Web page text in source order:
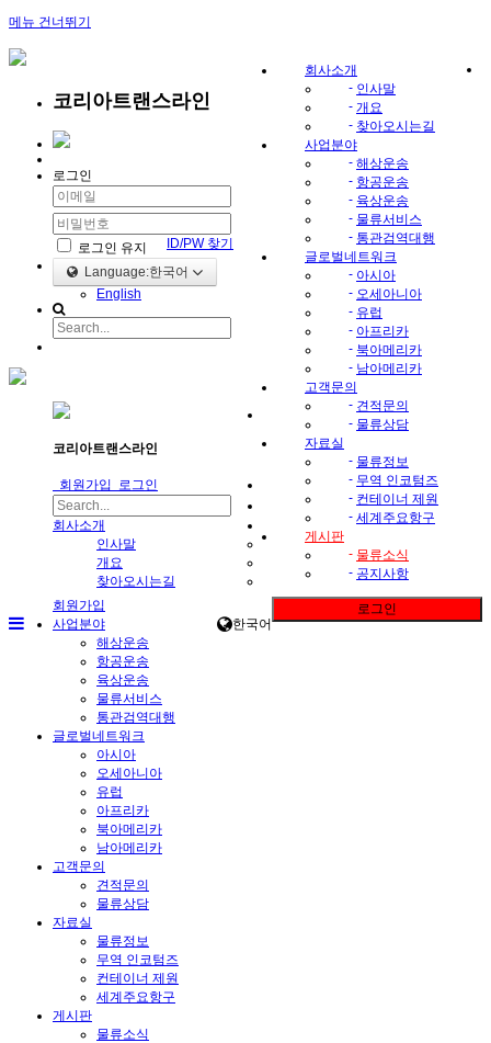
메뉴 건너뛰기
회사소개
- 인사말
- 개요
- 찾아오시는길
사업분야
- 해상운송
- 항공운송
- 육상운송
- 물류서비스
- 통관검역대행
글로벌네트워크
- 아시아
- 오세아니아
- 유럽
- 아프리카
- 북아메리카
- 남아메리카
고객문의
- 견적문의
- 물류상담
자료실
- 물류정보
- 무역 인코텀즈
- 컨테이너 제원
- 세계주요항구
게시판
- 물류소식
- 공지사항
코리아트랜스라인
로그인
로그인 유지 ID/PW 찾기
회원가입 로그인
Language:한국어
English
한국어
코리아트랜스라인
회원가입 로그인
회사소개
인사말
개요
찾아오시는길
사업분야
해상운송
항공운송
육상운송
물류서비스
통관검역대행
글로벌네트워크
아시아
오세아니아
유럽
아프리카
북아메리카
남아메리카
고객문의
견적문의
물류상담
자료실
물류정보
무역 인코텀즈
컨테이너 제원
세계주요항구
게시판
물류소식